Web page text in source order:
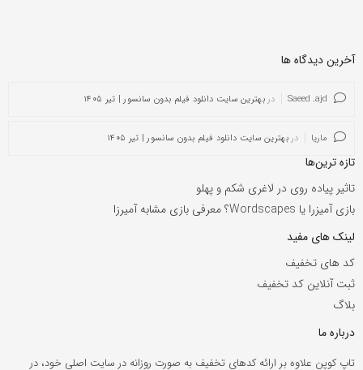
آخرین دیدگاه ها
Saeed .ajd در بهترین سایت دانلود فیلم بدون سانسور | تیر ۱۴۰۵
ماریا در بهترین سایت دانلود فیلم بدون سانسور | تیر ۱۴۰۵
تازه ترین‌ها
تاثیر پیاده روی در لاغری شکم و پهلو
بازی آمیزرا یا Wordscapes؟ معرفی بازی مشابه آمیرزا
لینک های مفید
کد های تخفیف
ثبت آنلاین کد تخفیف
بلاگ
درباره ما
تاپ کوپن علاوه بر ارائه کدهای تخفیف به صورت روزانه در سایت اصلی خود، در